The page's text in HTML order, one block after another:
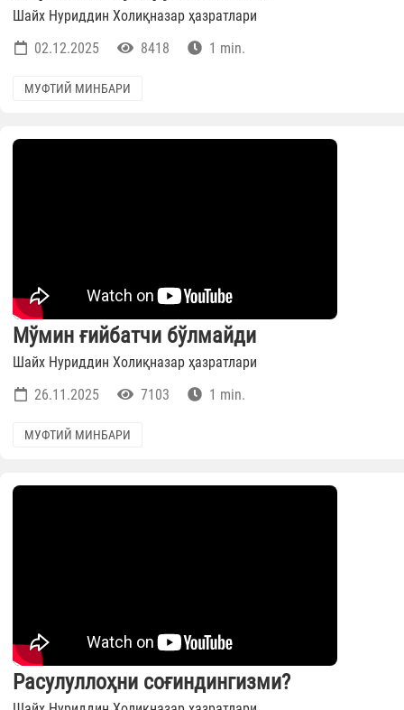
Шайх Нуриддин Холиқназар ҳазратлари
02.12.2025
8418 1 min.
МУФТИЙ МИНБАРИ
Мўмин ғийбатчи бўлмайди
Шайх Нуриддин Холиқназар ҳазратлари
26.11.2025
7103 1 min.
МУФТИЙ МИНБАРИ
Расулуллоҳни соғиндингизми?